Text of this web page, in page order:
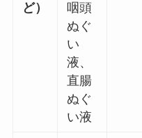
ど）
咽頭
ぬぐ
い
液、
直腸
ぬぐ
い液